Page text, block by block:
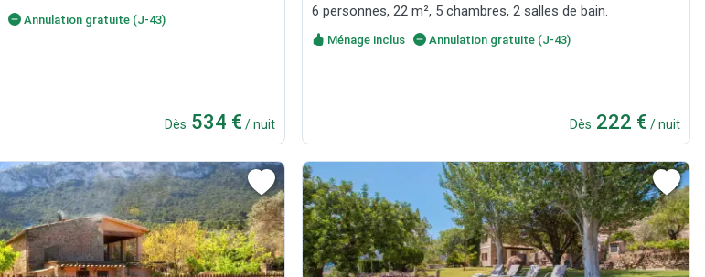
Annulation gratuite (J-43)
Dès 534 € / nuit
6 personnes, 22 m², 5 chambres, 2 salles de bain.
Ménage inclus Annulation gratuite (J-43)
Dès 222 € / nuit